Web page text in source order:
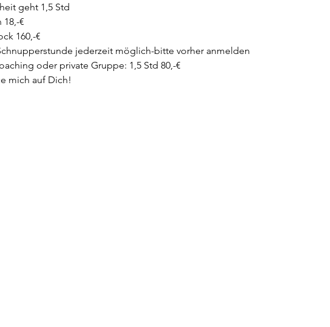
geht 1,5 Std
18,-€
160,-€
jederzeit möglich-bitte vorher anmelden
oder private Gruppe: 1,5 Std 80,-€
mich auf Dich!